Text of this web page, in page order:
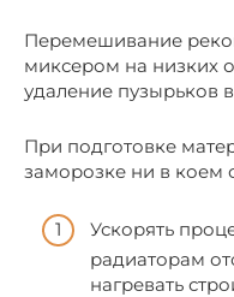
Перемешивание
миксером на низких
удаление пузырьков
При подготовке
заморозке ни в коем
Ускорять
радиаторам
нагревать